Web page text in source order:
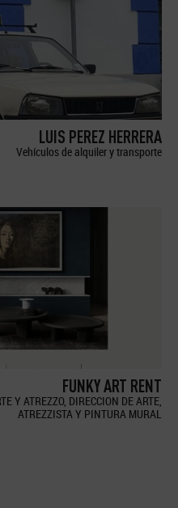
LUIS PEREZ HERRERA
Vehículos de alquiler y transporte
FUNKY ART RENT
Y ATREZZO, DIRECCION DE ARTE,
ATREZZISTA Y PINTURA MURAL